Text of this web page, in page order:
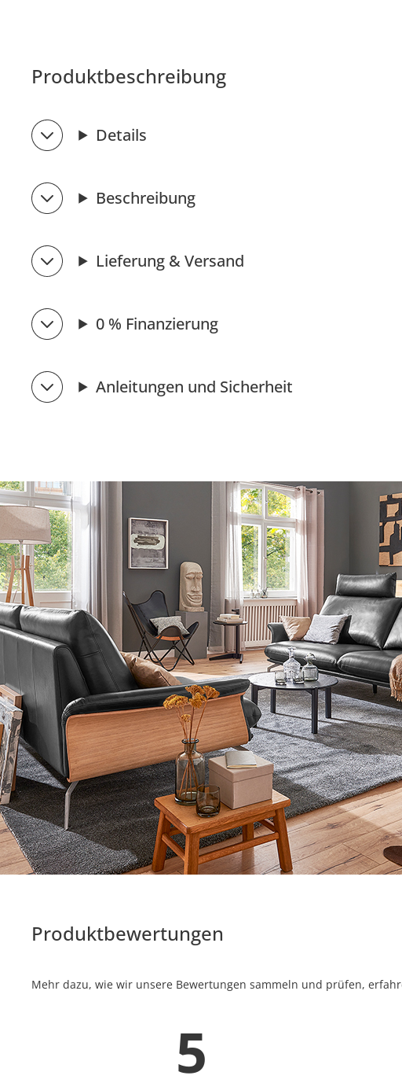
Produktbeschreibung
Details
Beschreibung
Lieferung & Versand
0 % Finanzierung
Anleitungen und Sicherheit
Produktbewertungen
Mehr dazu, wie wir unsere Bewertungen sammeln und prüfen,
5